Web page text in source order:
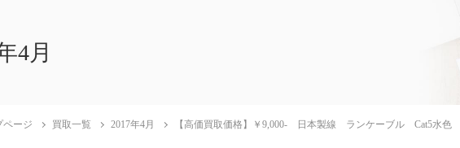
4月
ページ 買取一覧 2017年4月 【高価買取価格】￥9,000- 日本製線 ランケーブル Cat5水色